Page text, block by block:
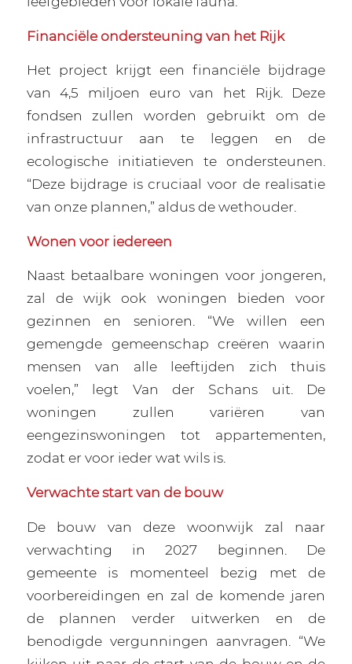
Financiële ondersteuning van het Rijk
Het project krijgt een financiële bijdrage
van 4,5 miljoen euro van het Rijk. Deze
fondsen zullen worden gebruikt om de
infrastructuur aan te leggen en de
ecologische initiatieven te ondersteunen.
“Deze bijdrage is cruciaal voor de realisatie
van onze plannen,” aldus de wethouder.
Wonen voor iedereen
Naast betaalbare woningen voor jongeren,
zal de wijk ook woningen bieden voor
gezinnen en senioren. “We willen een
gemengde gemeenschap creëren waarin
mensen van alle leeftijden zich thuis
voelen,” legt Van der Schans uit. De
woningen zullen variëren van
eengezinswoningen tot appartementen,
zodat er voor ieder wat wils is.
Verwachte start van de bouw
De bouw van deze woonwijk zal naar
verwachting in 2027 beginnen. De
gemeente is momenteel bezig met de
voorbereidingen en zal de komende jaren
de plannen verder uitwerken en de
benodigde vergunningen aanvragen. “We